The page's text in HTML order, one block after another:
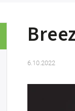
6.10.2022